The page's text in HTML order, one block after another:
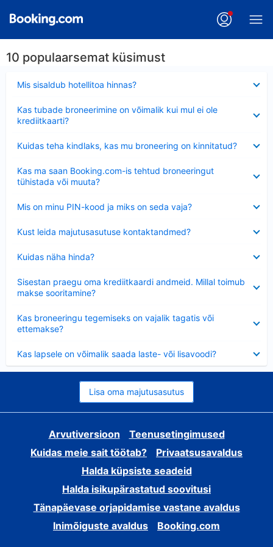
10 populaarsemat küsimust
Mis sisaldub hotellitoa hinnas?
Kas tubade broneerimine on võimalik kui mul ei ole
krediitkaarti?
Kuidas teha kindlaks, kas mu broneering on kinnitatud?
Kas ma saan Booking.com-is tehtud broneeringut
tühistada või muuta?
Mis on minu PIN-kood ja miks on seda vaja?
Kust leida majutusasutuse kontaktandmed?
Kuidas näha hinda?
Sisestan praegu oma krediitkaardi andmeid. Millal toimub
makse sooritamine?
Kas broneeringu tegemiseks on vajalik tagatis või
ettemakse?
Kas lapsele on võimalik saada laste- või lisavoodi?
Lisa oma majutusasutus
Arvutiversioon
Teenusetingimused
Kuidas meie sait töötab?
Privaatsusavaldus
Halda küpsiste seadeid
Halda isikupärastatud soovitusi
Tänapäevase orjapidamise vastane avaldus
Inimõiguste avaldus
Booking.com